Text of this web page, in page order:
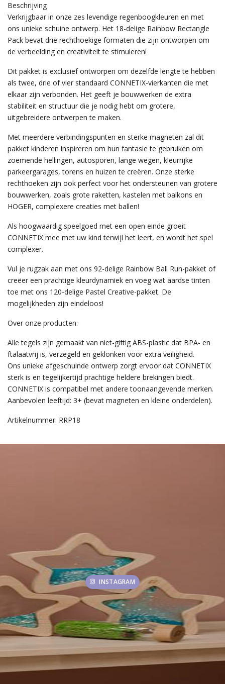
Beschrijving
Verkrijgbaar in onze zes levendige regenboogkleuren en met
ons unieke schuine ontwerp. Het 18-delige Rainbow Rectangle
Pack bevat drie rechthoekige formaten die zijn ontworpen om
de verbeelding en creativiteit te stimuleren!
Dit pakket is exclusief ontworpen om dezelfde lengte te hebben
als twee, drie of vier standaard CONNETIX-vierkanten die met
elkaar zijn verbonden. Het geeft je bouwwerken de extra
stabiliteit en structuur die je nodig hebt om grotere,
uitgebreidere ontwerpen te maken.
Met meerdere verbindingspunten en sterke magneten zal dit
pakket kinderen inspireren om hun fantasie te gebruiken om
zoemende hellingen, autosporen, lange wegen, kleurrijke
parkeergarages, torens en huizen te creëren. Onze sterke
rechthoeken zijn ook perfect voor het ondersteunen van grotere
bouwwerken, zoals grote raketten, kastelen met balkons en
HOGER, complexere creaties met ballen!
Als hoogwaardig speelgoed met een open einde groeit
CONNETIX mee met uw kind terwijl het leert, en wordt het spel
complexer.
Vul je rugzak aan met ons 92-delige Rainbow Ball Run-pakket of
creëer een prachtige kleurdynamiek en voeg wat aardse tinten
toe met ons 120-delige Pastel Creative-pakket. De
mogelijkheden zijn eindeloos!
Over onze producten:
Alle tegels zijn gemaakt van niet-giftig ABS-plastic dat BPA- en
ftalaatvrij is, verzegeld en geklonken voor extra veiligheid.
Ons unieke afgeschuinde ontwerp zorgt ervoor dat CONNETIX
sterk is en tegelijkertijd prachtige heldere brekingen biedt.
CONNETIX is compatibel met andere toonaangevende merken.
Aanbevolen leeftijd: 3+ (bevat magneten en kleine onderdelen).
Artikelnummer: RRP18
INSTAGRAM